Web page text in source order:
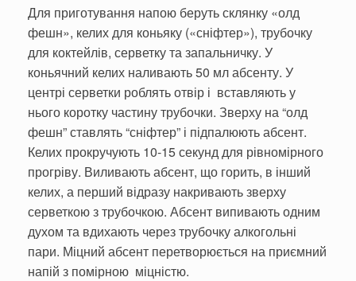
Для приготування напою беруть склянку «олд
фешн», келих для коньяку («сніфтер»), трубочку
для коктейлів, серветку та запальничку. У
коньячний келих наливають 50 мл абсенту. У
центрі серветки роблять отвір і вставляють у
нього коротку частину трубочки. Зверху на “олд
фешн” ставлять “сніфтер” і підпалюють абсент.
Келих прокручують 10-15 секунд для рівномірного
прогріву. Виливають абсент, що горить, в інший
келих, а перший відразу накривають зверху
серветкою з трубочкою. Абсент випивають одним
духом та вдихають через трубочку алкогольні
пари. Міцний абсент перетворюється на приємний
напій з помірною міцністю.